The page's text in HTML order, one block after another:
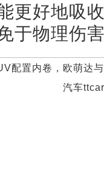
更好地吸
于物理伤